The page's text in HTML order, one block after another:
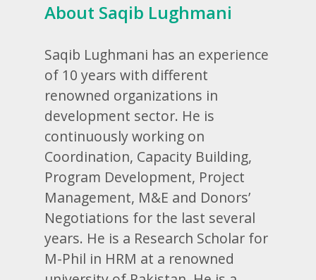
About Saqib Lughmani
Saqib Lughmani has an experience
of 10 years with different
renowned organizations in
development sector. He is
continuously working on
Coordination, Capacity Building,
Program Development, Project
Management, M&E and Donors’
Negotiations for the last several
years. He is a Research Scholar for
M-Phil in HRM at a renowned